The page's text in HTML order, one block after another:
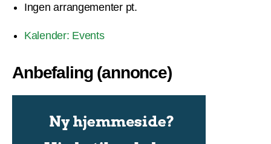
Ingen arrangementer pt.
Kalender: Events
Anbefaling (annonce)